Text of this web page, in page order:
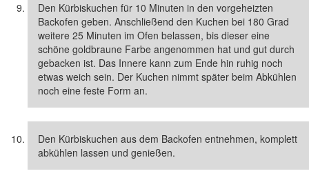
Den Kürbiskuchen für 10 Minuten in den vorgeheizten
Backofen geben. Anschließend den Kuchen bei 180 Grad
weitere 25 Minuten im Ofen belassen, bis dieser eine
schöne goldbraune Farbe angenommen hat und gut durch
gebacken ist. Das Innere kann zum Ende hin ruhig noch
etwas weich sein. Der Kuchen nimmt später beim Abkühlen
noch eine feste Form an.
Den Kürbiskuchen aus dem Backofen entnehmen, komplett
abkühlen lassen und genießen.